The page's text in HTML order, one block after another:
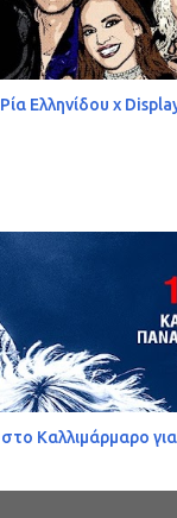
Ελληνίδου x
Καλλιμάρμαρο για